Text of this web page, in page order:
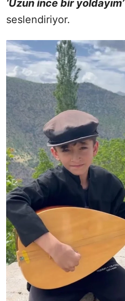
‘Uzun ince bir yoldayım’
seslendiriyor.